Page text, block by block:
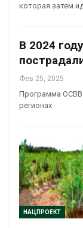
которая затем
В 2024
Фев 25, 2025
Программа ОСВВ
регионах
НАЦПРОЕКТ